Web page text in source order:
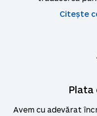
Citește
Plata
Avem cu adevărat